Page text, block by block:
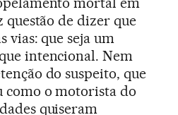
de dizer que
vias: que seja um
intencional. Nem
do suspeito, que
como o motorista do
quiseram